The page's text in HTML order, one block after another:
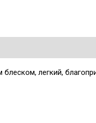
легкий,